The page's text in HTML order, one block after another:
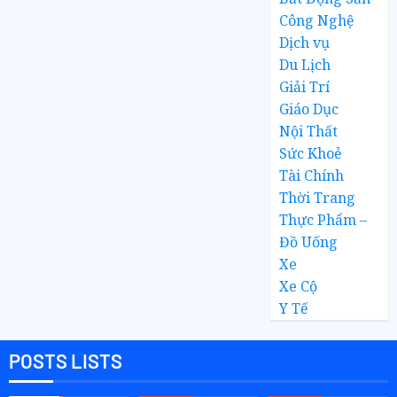
Công Nghệ
Dịch vụ
Du Lịch
Giải Trí
Giáo Dục
Nội Thất
Sức Khoẻ
Tài Chính
Thời Trang
Thực Phẩm –
Đồ Uống
Xe
Xe Cộ
Y Tế
POSTS LISTS